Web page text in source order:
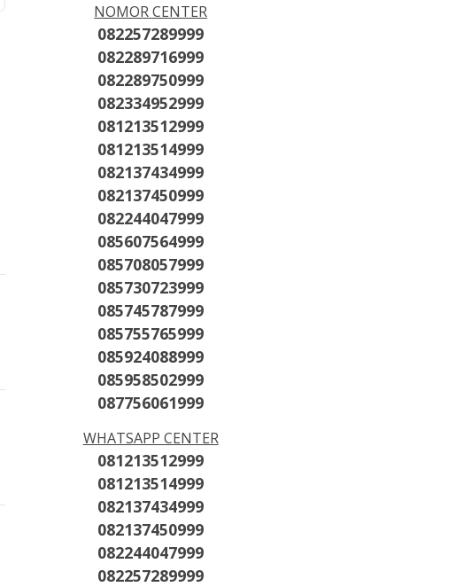
Berapa Modal Untuk Jadi
Agen BRILink
NOMOR CENTER
082257289999
082289716999
082289750999
082334952999
081213512999
081213514999
082137434999
082137450999
082244047999
085607564999
085708057999
085730723999
085745787999
085755765999
085924088999
085958502999
087756061999
WHATSAPP CENTER
081213512999
081213514999
082137434999
082137450999
082244047999
082257289999